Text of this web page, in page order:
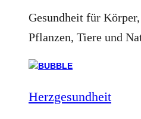
Gesundheit für
Pflanzen, Tiere und
Herzgesundheit